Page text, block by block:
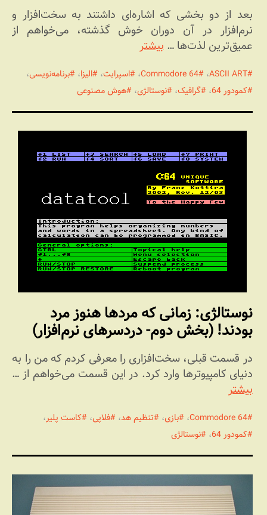
بعد از دو بخشی که اشاره‌ای داشتند به سخت‌افزار و
نرم‌افزار در آن دوران خوش گذشته، می‌خواهم از
عمیق‌ترین لذت‌ها …بیشتر
ASCII ART، Commodore 64، اسپرایت، الیزا، برنامه‌نویسی،
کمودور 64
، گرافیک، نوستالژی، هوش مصنوعی
نوستالژی: زمانی که مردها هنوز مرد
بودند! (بخش دوم- دردسرهای نرم‌افزار)
در قسمت قبلی، سخت‌افزاری را معرفی کردم که من را به
دنیای کامپیوترها وارد کرد. در این قسمت می‌خواهم از …
بیشتر
Commodore 64، بازی، تنظیم هد، فلاپی، کاست پلیر،
کمودور 64
، نوستالژی